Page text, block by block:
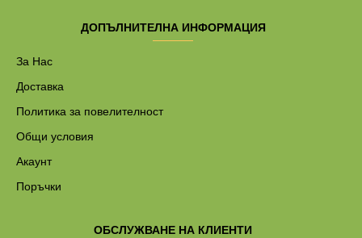
ДОПЪЛНИТЕЛНА ИНФОРМАЦИЯ
За Нас
Доставка
Политика за повелителност
Общи условия
Акаунт
Поръчки
ОБСЛУЖВАНЕ НА КЛИЕНТИ